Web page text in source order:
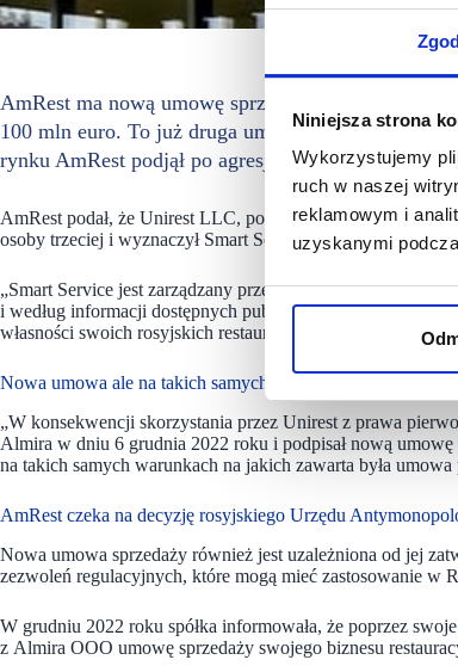
Niniejsza strona
Wykorzystujemy
ruch w naszej
reklamowym i
uzyskanymi
AmRest ma nową umowę sprzedaży biznesu KFC
100 mln euro. To już druga umowa dotycząca
rynku AmRest podjął po agresji Rosji na Ukrainę.
AmRest podał, że Unirest LLC, podmiot powiązany z
osoby trzeciej i wyznaczył Smart Service Nord Ltd jako
„Smart Service jest zarządzany przez dwóch rosyjskich
i według informacji dostępnych publicznie jest podmiotem,
własności swoich rosyjskich restauracji KFC w
Nowa umowa ale na takich samych warunkach
„W konsekwencji skorzystania przez Unirest z prawa
Almira w dniu 6 grudnia 2022 roku i podpisał nową
na takich samych warunkach na jakich zawarta była
AmRest czeka na decyzję rosyjskiego Urzędu
Nowa umowa sprzedaży również jest uzależniona od jej
zezwoleń regulacyjnych, które mogą mieć zastosowanie w
W grudniu 2022 roku spółka informowała, że poprzez
z Almira OOO umowę sprzedaży swojego biznesu